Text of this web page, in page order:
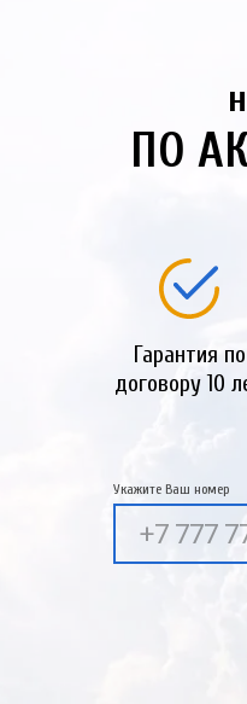
Гарантия по
договору 10
Укажите Ваш номер
ПО